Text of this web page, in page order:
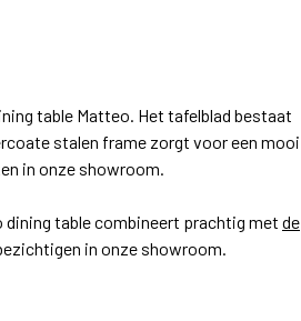
table Matteo. Het tafelblad bestaat
stalen frame zorgt voor een mooi
in onze showroom.
table combineert prachtig met de
in onze showroom.